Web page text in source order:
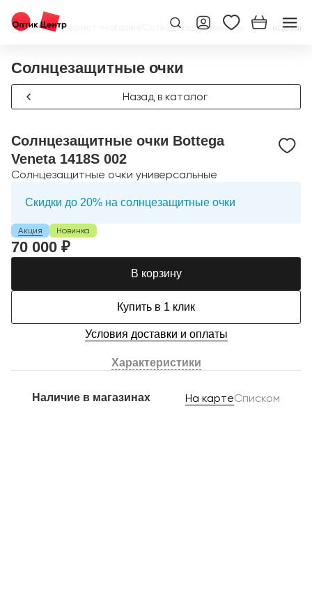
Главная/Интернет-магазин Солнцезащитные очки /
Солнцезащитные очки
Назад в каталог
Солнцезащитные очки Bottega
Veneta 1418S 002
Солнцезащитные очки универсальные
Скидки до 20% на солнцезащитные очки
Акция Новинка
70 000 ₽
В корзину
Купить в 1 клик
Условия доставки и оплаты
Характеристики
Наличие в магазинах На картеСписком